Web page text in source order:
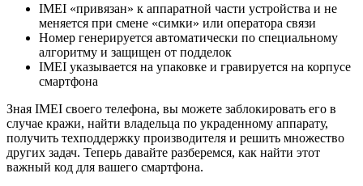
IMEI «привязан» к аппаратной части устройства и не
меняется при смене «симки» или оператора связи
Номер генерируется автоматически по специальному
алгоритму и защищен от подделок
IMEI указывается на упаковке и гравируется на корпусе
смартфона
Зная IMEI своего телефона, вы можете заблокировать его в
случае кражи, найти владельца по украденному аппарату,
получить техподдержку производителя и решить множество
других задач. Теперь давайте разберемся, как найти этот
важный код для вашего смартфона.